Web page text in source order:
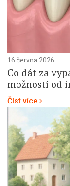
16 června 2026
Co dát za
možností od
Číst více